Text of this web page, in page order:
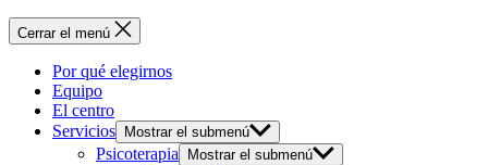
Cerrar el menú
Por qué elegirnos
Equipo
El centro
Servicios
Mostrar el submenú
Psicoterapia Mostrar el submenú